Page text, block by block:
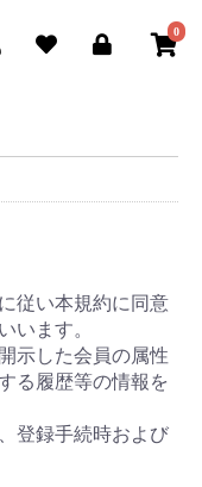
0
従い本規約に同意
います。
示した会員の属性
る履歴等の情報を
登録手続時および